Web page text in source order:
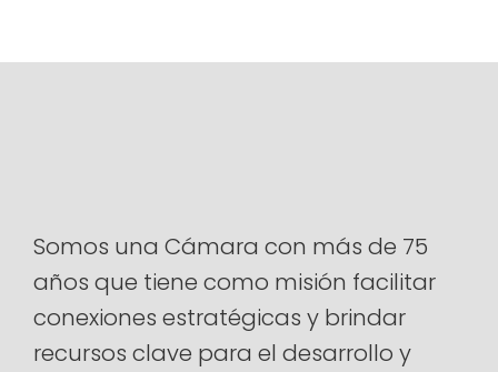
Somos una Cámara con más de 75
años que tiene como misión facilitar
conexiones estratégicas y brindar
recursos clave para el desarrollo y